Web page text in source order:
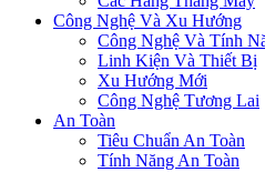
Công Nghệ Và Xu Hướng
Công Nghệ Và Tính
Linh Kiện Và Thiết Bị
Xu Hướng Mới
Công Nghệ Tương Lai
An Toàn
Tiêu Chuẩn An Toàn
Tính Năng An Toàn